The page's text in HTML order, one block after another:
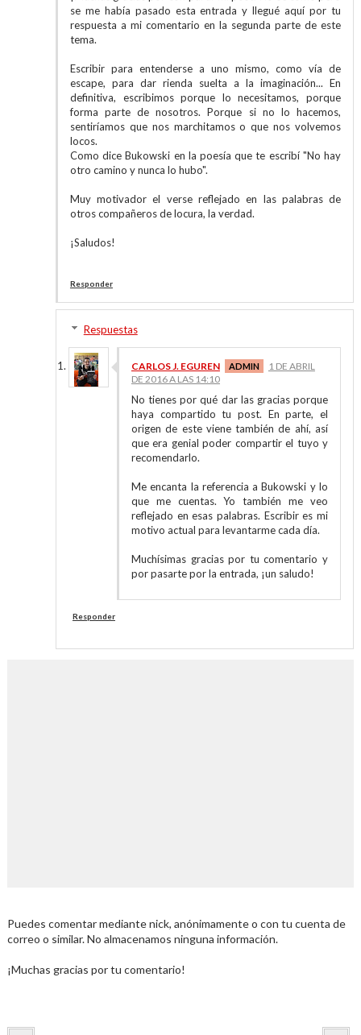
se me había pasado esta entrada y llegué aquí por tu
respuesta a mi comentario en la segunda parte de este
tema.
Escribir para entenderse a uno mismo, como vía de
escape, para dar rienda suelta a la imaginación... En
definitiva, escribimos porque lo necesitamos, porque
forma parte de nosotros. Porque si no lo hacemos,
sentiríamos que nos marchitamos o que nos volvemos
locos.
Como dice Bukowski en la poesía que te escribí "No hay
otro camino y nunca lo hubo".
Muy motivador el verse reflejado en las palabras de
otros compañeros de locura, la verdad.
¡Saludos!
Responder
Respuestas
CARLOS J. EGUREN
1 DE ABRIL
DE 2016 A LAS 14:10
No tienes por qué dar las gracias porque
haya compartido tu post. En parte, el
origen de este viene también de ahí, así
que era genial poder compartir el tuyo y
recomendarlo.
Me encanta la referencia a Bukowski y lo
que me cuentas. Yo también me veo
reflejado en esas palabras. Escribir es mi
motivo actual para levantarme cada día.
Muchísimas gracias por tu comentario y
por pasarte por la entrada, ¡un saludo!
Responder
Puedes comentar mediante nick, anónimamente o con tu cuenta de
correo o similar. No almacenamos ninguna información.
¡Muchas gracias por tu comentario!